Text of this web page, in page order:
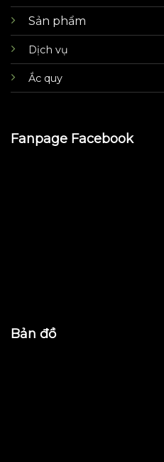
Sản phẩm
Dịch vụ
Ắc quy
Fanpage Facebook
Bản đồ